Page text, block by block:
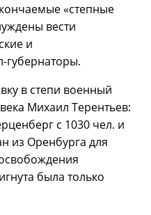
«степные
вести
и
губернаторы.
в степи военный
Михаил Терентьев:
с 1030 чел. и
из Оренбурга для
была только